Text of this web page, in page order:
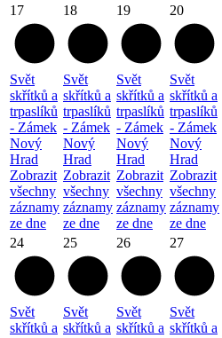
17
Svět
skřítků a
trpaslíků
- Zámek
Nový
Hrad
Zobrazit
všechny
záznamy
ze dne
18
Svět
skřítků a
trpaslíků
- Zámek
Nový
Hrad
Zobrazit
všechny
záznamy
ze dne
19
Svět
skřítků a
trpaslíků
- Zámek
Nový
Hrad
Zobrazit
všechny
záznamy
ze dne
20
Svět
skřítků a
trpaslíků
- Zámek
Nový
Hrad
Zobrazit
všechny
záznamy
ze dne
24
Svět
skřítků a
25
Svět
skřítků a
26
Svět
skřítků a
27
Svět
skřítků a